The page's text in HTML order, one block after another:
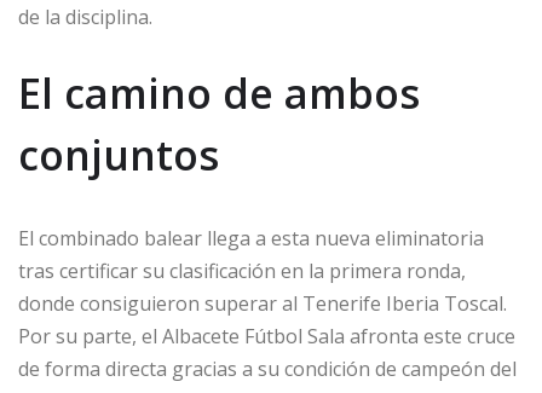
de la disciplina.
El camino de ambos
conjuntos
El combinado balear llega a esta nueva eliminatoria
tras certificar su clasificación en la primera ronda,
donde consiguieron superar al Tenerife Iberia Toscal.
Por su parte, el Albacete Fútbol Sala afronta este cruce
de forma directa gracias a su condición de campeón del